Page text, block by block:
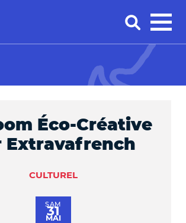
Éco-Créative
Extravafrench
CULTUREL
SAM
31
MAI